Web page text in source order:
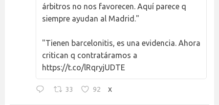
árbitros no nos favorecen. Aquí parece q
siempre ayudan al Madrid."
"Tienen barcelonitis, es una evidencia. Ahora
critican q contratáramos a
https://t.co/lRqryjUDTE
33 92 X